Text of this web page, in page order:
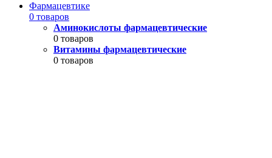
Фармацевтике
0 товаров
Аминокислоты фармацевтические
0 товаров
Витамины фармацевтические
0 товаров